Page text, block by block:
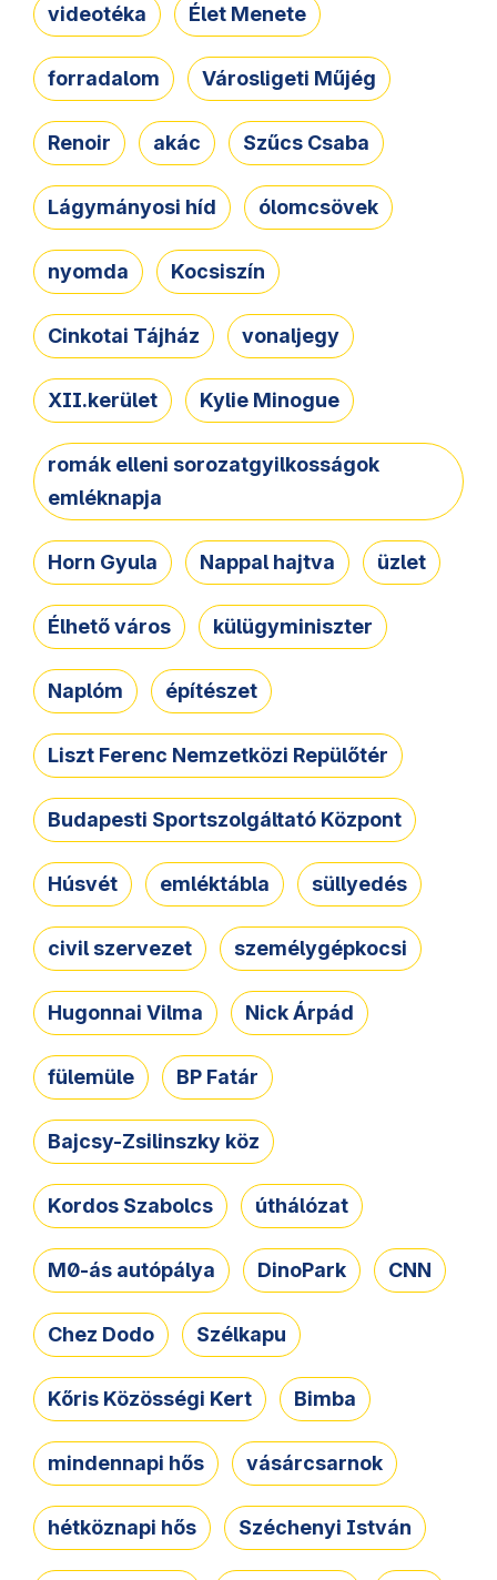
videotéka Élet Menete
forradalom Városligeti Műjég
Renoir akác Szűcs Csaba
Lágymányosi híd ólomcsövek
nyomda Kocsiszín
Cinkotai Tájház vonaljegy
XII.kerület Kylie Minogue
romák elleni sorozatgyilkosságok
emléknapja
Horn Gyula Nappal hajtva üzlet
Élhető város külügyminiszter
Naplóm építészet
Liszt Ferenc Nemzetközi Repülőtér
Budapesti Sportszolgáltató Központ
Húsvét emléktábla süllyedés
civil szervezet személygépkocsi
Hugonnai Vilma Nick Árpád
fülemüle BP Fatár
Bajcsy-Zsilinszky köz
Kordos Szabolcs úthálózat
M0-ás autópálya DinoPark CNN
Chez Dodo Szélkapu
Kőris Közösségi Kert Bimba
mindennapi hős vásárcsarnok
hétköznapi hős Széchenyi István